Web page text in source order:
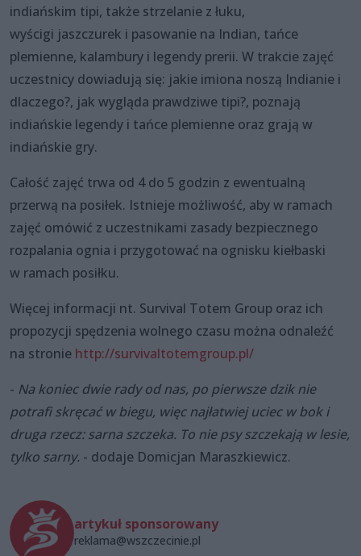
indiańskim tipi, także strzelanie z łuku,
wyścigi jaszczurek i pasowanie na Indian, tańce
plemienne, kalambury i legendy prerii. W trakcie zajęć
uczestnicy dowiadują się: jakie imiona noszą Indianie i
dlaczego?, jak wygląda prawdziwe tipi?, poznają
indiańskie legendy i tańce plemienne oraz grają w
indiańskie gry.
Całość zajęć trwa od 4 do 5 godzin z ewentualną
przerwą na posiłek. Istnieje możliwość, aby w ramach
zajęć omówić z uczestnikami zasady bezpiecznego
rozpalania ognia i przygotować na ognisku kiełbaski
w ramach posiłku.
Więcej informacji nt. Survival Totem Group oraz ich
propozycji spędzenia wolnego czasu można odnaleźć
na stronie http://survivaltotemgroup.pl/
- Na koniec dwie rady od nas, po pierwsze dzik nie
potrafi skręcać w biegu, więc najłatwiej uciec w bok i
druga rzecz: sarna szczeka. To nie psy szczekają w lesie,
tylko sarny. - dodaje Domicjan Maraszkiewicz.
artykuł sponsorowany
reklama@wszczecinie.pl